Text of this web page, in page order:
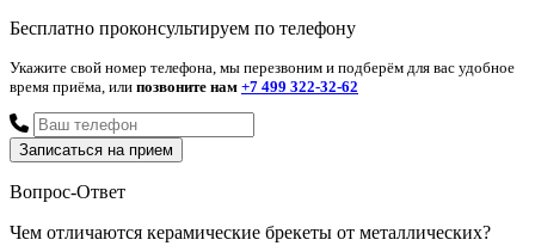
Бесплатно проконсультируем по телефону
Укажите свой номер телефона, мы перезвоним и подберём для вас удобное
время приёма, или позвоните нам +7 499 322-32-62
Вопрос-Ответ
Чем отличаются керамические брекеты от металлических?